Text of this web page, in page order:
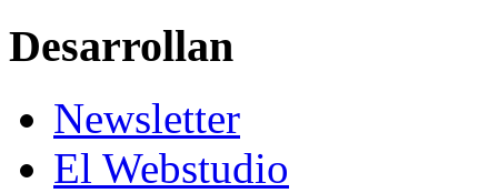
Desarrollan
Newsletter
El Webstudio